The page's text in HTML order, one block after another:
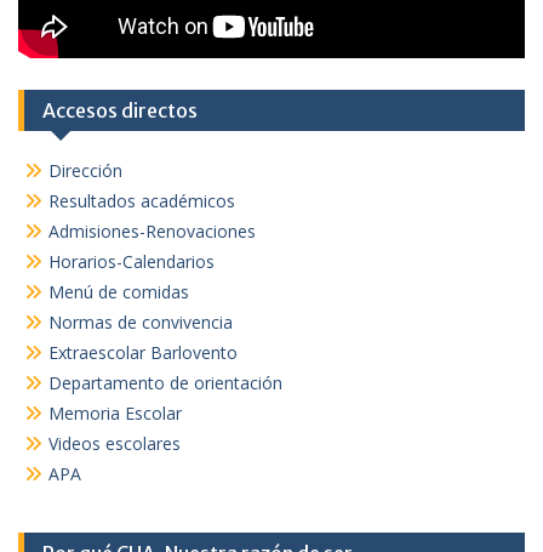
Accesos directos
Dirección
Resultados académicos
Admisiones-Renovaciones
Horarios-Calendarios
Menú de comidas
Normas de convivencia
Extraescolar Barlovento
Departamento de orientación
Memoria Escolar
Videos escolares
APA